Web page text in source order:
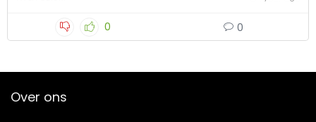
0 0
Over ons